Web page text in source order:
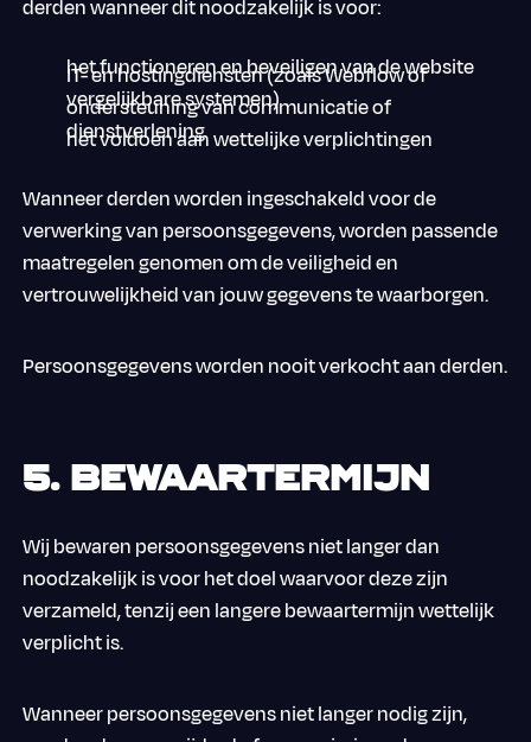
derden wanneer dit noodzakelijk is voor:
het functioneren en beveiligen van de website
IT- en hostingdiensten (zoals Webflow of
vergelijkbare systemen)
ondersteuning van communicatie of
dienstverlening
het voldoen aan wettelijke verplichtingen
Wanneer derden worden ingeschakeld voor de
verwerking van persoonsgegevens, worden passende
maatregelen genomen om de veiligheid en
vertrouwelijkheid van jouw gegevens te waarborgen.
Persoonsgegevens worden nooit verkocht aan derden.
5. Bewaartermijn
Wij bewaren persoonsgegevens niet langer dan
noodzakelijk is voor het doel waarvoor deze zijn
verzameld, tenzij een langere bewaartermijn wettelijk
verplicht is.
Wanneer persoonsgegevens niet langer nodig zijn,